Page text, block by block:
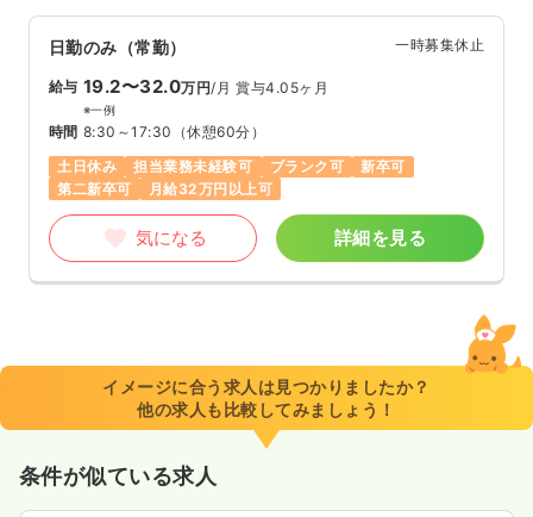
日勤のみ（常勤） 一時募集休止
給与 19.2〜32.0万円/月 賞与4.05ヶ月
※一例
時間 8:30～17:30 （休憩60分）
土日休み
担当業務未経験可 ブランク可
新卒可
第二新卒可
月給32万円以上可
気になる 詳細を見る
イメージに合う求人は見つかりましたか？
他の求人も比較してみましょう！
条件が似ている求人